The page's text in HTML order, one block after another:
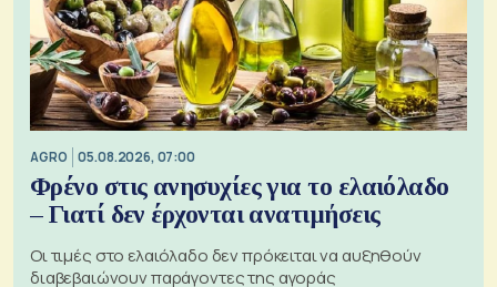
AGRO 05.08.2026, 07:00
Φρένο στις ανησυχίες για το ελαιόλαδο
– Γιατί δεν έρχονται ανατιμήσεις
Οι τιμές στο ελαιόλαδο δεν πρόκειται να αυξηθούν
διαβεβαιώνουν παράγοντες της αγοράς